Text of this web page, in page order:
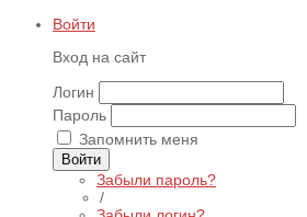
Войти
Вход на сайт
Логин
Пароль
Запомнить меня
Войти
Забыли пароль?
/